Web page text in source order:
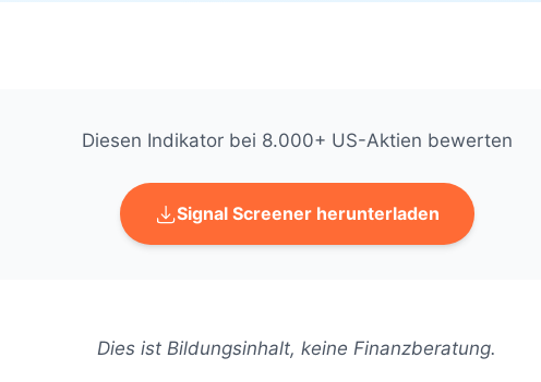
Diesen Indikator bei 8.000+ US-Aktien bewerten
Signal Screener herunterladen
Dies ist Bildungsinhalt, keine Finanzberatung.